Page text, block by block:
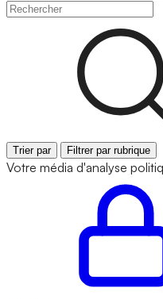
Trier par Filtrer par rubrique
Votre média d'analyse